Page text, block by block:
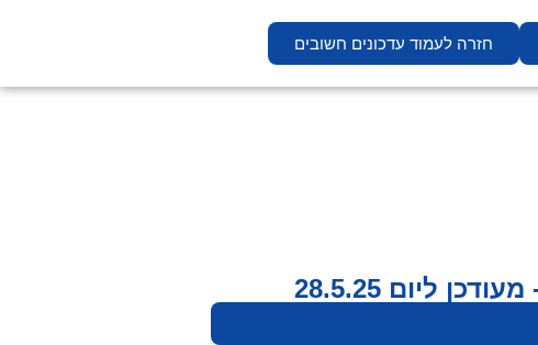
חזרה לעמוד עדכונים חשובים
ליום 28.5.25